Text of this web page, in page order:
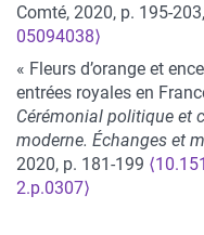
Comté, 2020, p. 195-
05094038⟩
« Fleurs d’orange et
entrées royales en
Cérémonial politique et
moderne. Échanges et
2020, p. 181-199
2.p.0307⟩